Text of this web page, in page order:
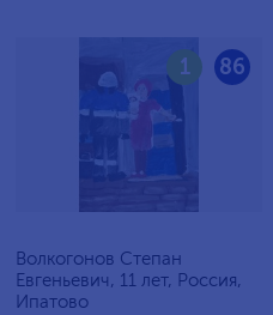
86
1
Волкогонов Степан
Евгеньевич, 11 лет, Россия,
Ипатово